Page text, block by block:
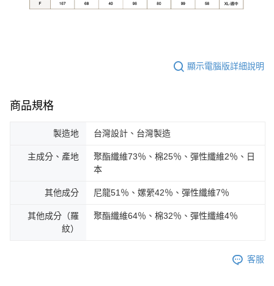
顯示電腦版詳細說明
商品規格
製造地 台灣設計、台灣製造
主成分、產地
聚酯纖維73％、棉25％、彈性纖維2％、日
本
其他成分 尼龍51％、嫘縈42％、彈性纖維7％
其他成分（羅
紋）
聚酯纖維64％、棉32％、彈性纖維4％
客服